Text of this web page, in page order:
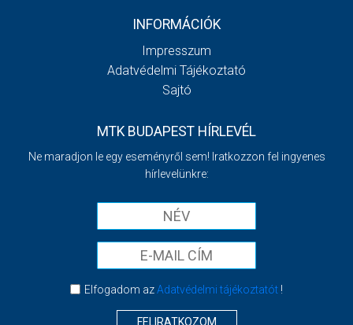
INFORMÁCIÓK
Impresszum
Adatvédelmi Tájékoztató
Sajtó
MTK BUDAPEST HÍRLEVÉL
Ne maradjon le egy eseményről sem! Iratkozzon fel ingyenes
hírlevelünkre:
Elfogadom azAdatvédelmi tájékoztatót!
FELIRATKOZOM